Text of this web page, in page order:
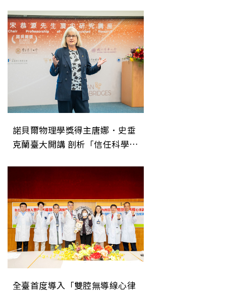
諾貝爾物理學獎得主唐娜．史垂
克蘭臺大開講 剖析「信任科學」
全臺首度導入「雙腔無導線心律